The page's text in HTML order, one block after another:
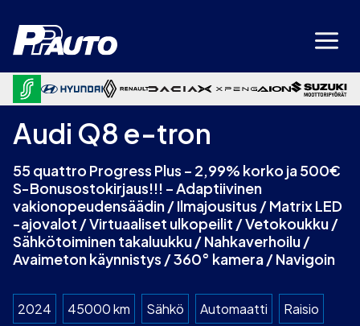
sisältöön
Audi Q8 e-tron
55 quattro Progress Plus – 2,99% korko ja 500€
S-Bonusostokirjaus!!! – Adaptiivinen
vakionopeudensäädin / Ilmajousitus / Matrix LED
-ajovalot / Virtuaaliset ulkopeilit / Vetokoukku /
Sähkötoiminen takaluukku / Nahkaverhoilu /
Avaimeton käynnistys / 360° kamera / Navigoin
2024 45000 km Sähkö Automaatti Raisio